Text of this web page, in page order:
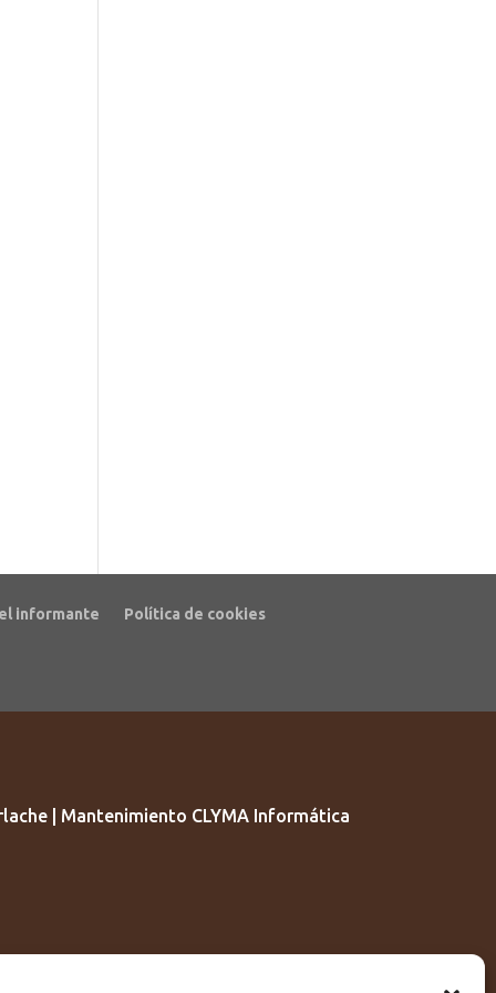
informante Política de cookies
| Mantenimiento CLYMA Informática